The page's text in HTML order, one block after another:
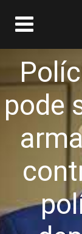
pode